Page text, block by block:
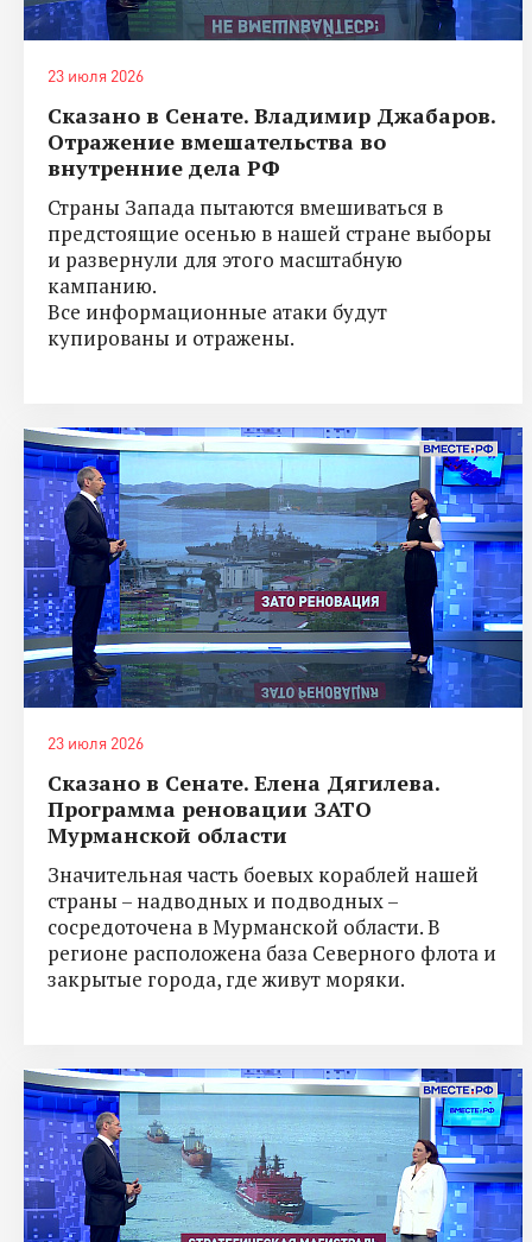
23 июля 2026
Сказано в Сенате. Владимир Джабаров.
Отражение вмешательства во
внутренние дела РФ
Страны Запада пытаются вмешиваться в
предстоящие осенью в нашей стране выборы
и развернули для этого масштабную
кампанию.
Все информационные атаки будут
купированы и отражены.
23 июля 2026
Сказано в Сенате. Елена Дягилева.
Программа реновации ЗАТО
Мурманской области
Значительная часть боевых кораблей нашей
страны – надводных и подводных –
сосредоточена в Мурманской области. В
регионе расположена база Северного флота и
закрытые города, где живут моряки.